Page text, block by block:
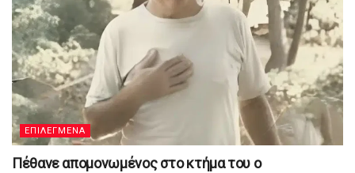
ΕΠΙΛΕΓΜΕΝΑ
Πέθανε απομονωμένος στο κτήμα του ο